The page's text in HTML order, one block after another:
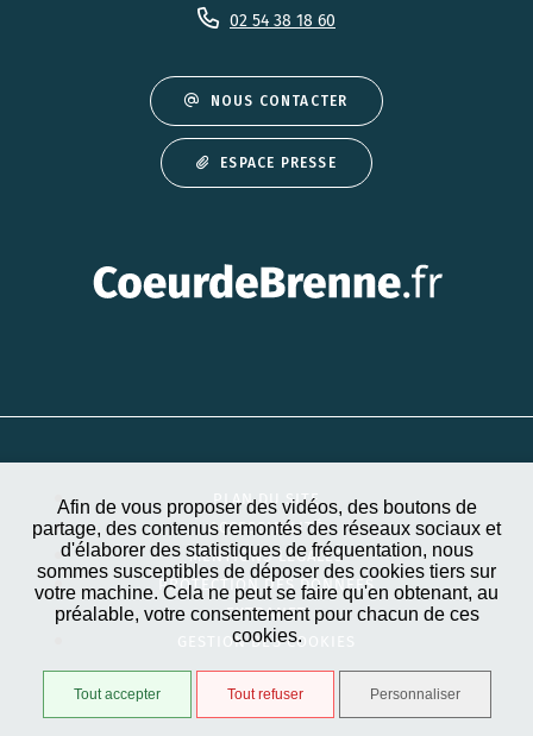
Afin de vous proposer des vidéos, des boutons de
partage, des contenus remontés des réseaux sociaux et
d'élaborer des statistiques de fréquentation, nous
sommes susceptibles de déposer des cookies tiers sur
votre machine. Cela ne peut se faire qu'en obtenant, au
préalable, votre consentement pour chacun de ces
cookies.
Tout accepter Tout refuser Personnaliser
02 54 38 18 60
NOUS CONTACTER
ESPACE PRESSE
PLAN DU SITE
ACCESSIBILITÉ
MENTIONS LÉGALES
PROTECTION DES DONNÉES
EXTRANET
GESTION DES COOKIES
STRATIS